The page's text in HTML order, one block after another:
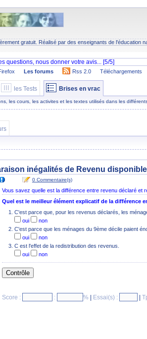
gratuit. Réalisé par des enseignants de l'éducation
Les forums Rss 2.0 Téléchargements
les Tests Brises en vrac
les cours, les activites et les textes utilisés dans les
inégalités de Revenu
0 Commentaire(s)
Vous savez quelle est la différence entre revenu déclaré et
Quel est le meilleur élément explicatif de la différence
C'est parce que, pour les revenus déclarés, les
oui
non
C'est parce que les ménages du 9ème décile paient
oui
non
C est l'effet de la redistribution des revenus.
oui
non
Score : : % Essai(s) :